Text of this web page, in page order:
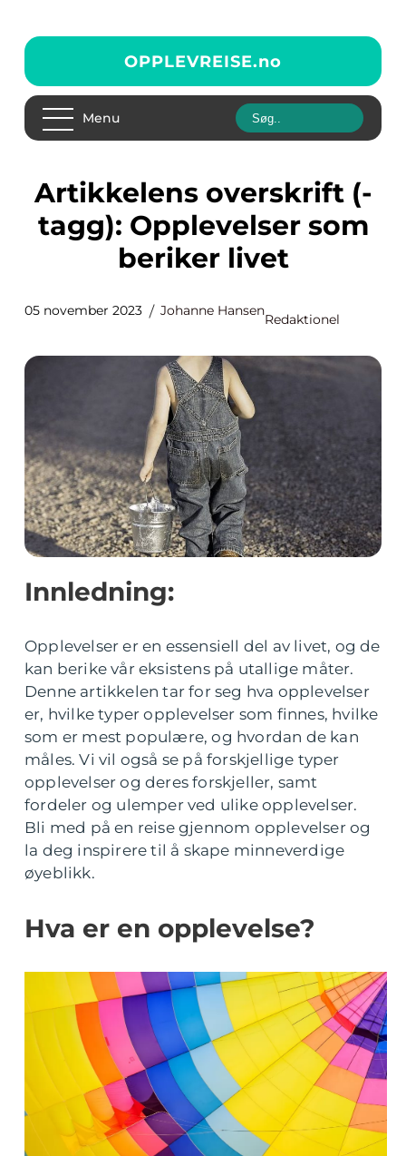
OPPLEVREISE.no
Menu
Artikkelens overskrift (-
tagg): Opplevelser som
beriker livet
05 november 2023 Johanne Hansen
Redaktionel
Innledning:
Opplevelser er en essensiell del av livet, og de
kan berike vår eksistens på utallige måter.
Denne artikkelen tar for seg hva opplevelser
er, hvilke typer opplevelser som finnes, hvilke
som er mest populære, og hvordan de kan
måles. Vi vil også se på forskjellige typer
opplevelser og deres forskjeller, samt
fordeler og ulemper ved ulike opplevelser.
Bli med på en reise gjennom opplevelser og
la deg inspirere til å skape minneverdige
øyeblikk.
Hva er en opplevelse?